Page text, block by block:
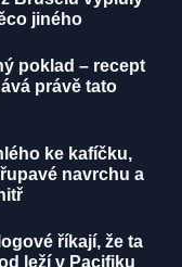
jiného
poklad – recept
právě tato
ke kafíčku,
navrchu a
říkají, že ta
leží v Pacifiku